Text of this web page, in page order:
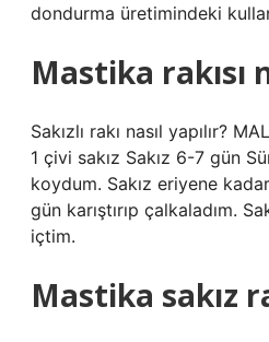
dondurma üretimindeki
Mastika rakısı
Sakızlı rakı nasıl yapılır?
1 çivi sakız Sakız 6-7 gün
koydum. Sakız eriyene
gün karıştırıp çalkaladım.
içtim.
Mastika sakız